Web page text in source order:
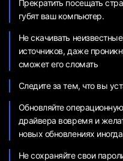
Прекратить посещать
губят ваш компьютер.
Не скачивать
источников, даже
сможет его сломать
Следите за тем, что вы
Обновляйте
драйвера вовремя и
новых обновлениях
Не сохраняйте свои